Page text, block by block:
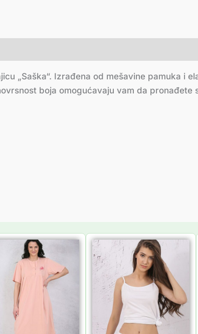
„Saška“. Izrađena od mešavine pamuka i
boja omogućavaju vam da pronađete